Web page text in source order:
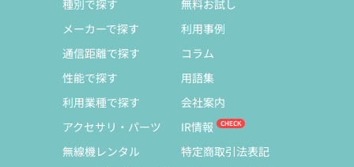
種別で探す
メーカーで探す
通信距離で探す
性能で探す
利用業種で探す
アクセサリ・パーツ
無線機レンタル
無料お試し
利用事例
コラム
用語集
会社案内
IR情報
特定商取引法表記